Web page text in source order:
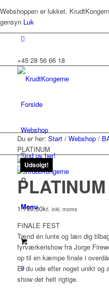
Webshoppen er lukket.
gensyn Luk
+45 28 56 66 18
Forside
Webshop
Find os her!
Menu
0
Du er her: Start / Webshop /
PLATINUM
Udsolgt!
PLATINUM
1.799,00kr. inkl. moms
FINALE FEST
Tænd én lunte og læn dig
fyrværkerishow fra Jorge
op til en kæmpe finale i
Er du ude efter noget unikt og
show det helt rigtige.